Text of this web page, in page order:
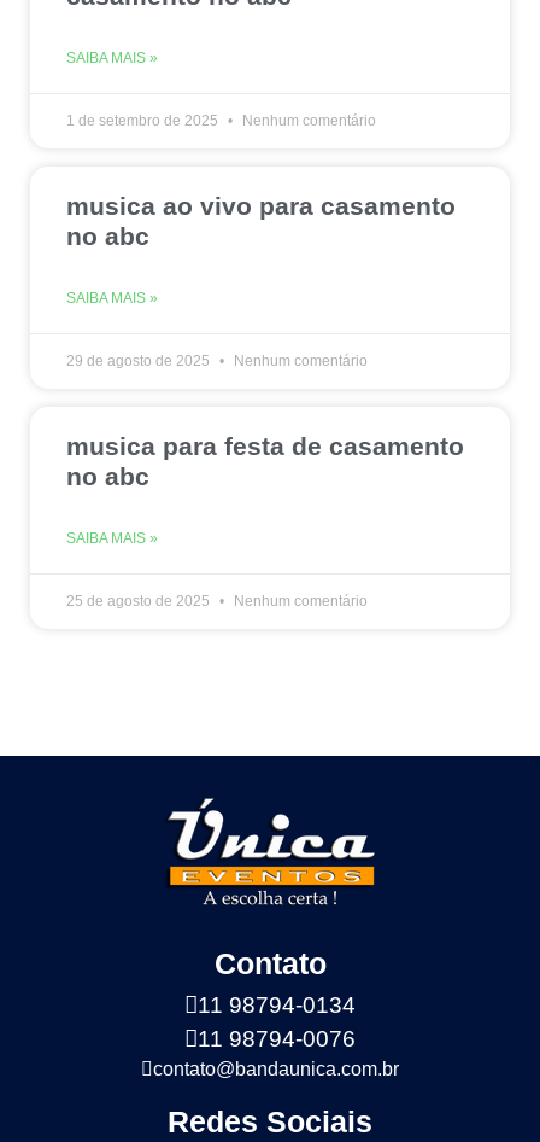
SAIBA MAIS »
1 de setembro de 2025 Nenhum comentário
musica ao vivo para casamento
no abc
SAIBA MAIS »
29 de agosto de 2025 Nenhum comentário
musica para festa de casamento
no abc
SAIBA MAIS »
25 de agosto de 2025 Nenhum comentário
Contato
11 98794-0134
11 98794-0076
contato@bandaunica.com.br
Redes Sociais